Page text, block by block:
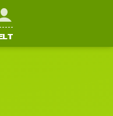
Mein FFH